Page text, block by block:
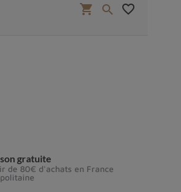
shopping_cart  favorite_border
gratuite
de 80€ d'achats en France